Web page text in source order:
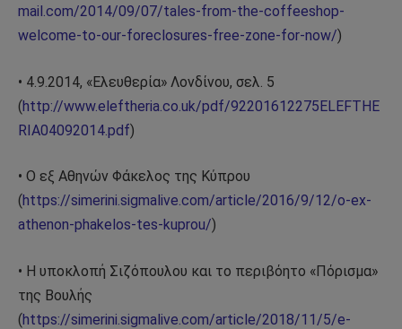
mail.com/2014/09/07/tales-from-the-coffeeshop-
welcome-to-our-foreclosures-free-zone-for-now/)
• 4.9.2014, «Ελευθερία» Λονδίνου, σελ. 5
(http://www.eleftheria.co.uk/pdf/92201612275ELEFTHE
RIA04092014.pdf)
• Ο εξ Αθηνών Φάκελος της Κύπρου
(https://simerini.sigmalive.com/article/2016/9/12/o-ex-
athenon-phakelos-tes-kuprou/)
• Η υποκλοπή Σιζόπουλου και το περιβόητο «Πόρισμα»
της Βουλής
(https://simerini.sigmalive.com/article/2018/11/5/e-